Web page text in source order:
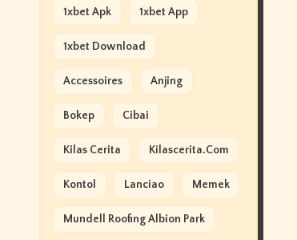
1xbet Apk 1xbet App
1xbet Download
Accessoires Anjing
Bokep Cibai
Kilas Cerita Kilascerita.com
Kontol Lanciao Memek
Mundell Roofing Albion Park